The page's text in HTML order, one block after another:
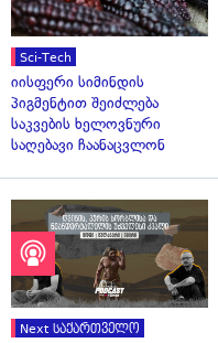
Sci-Tech
იისფერი სიმინდის
პიგმენტით შეიძლება
საკვების ხელოვნური
საღებავი ჩაანაცვლონ
Next საქართველო